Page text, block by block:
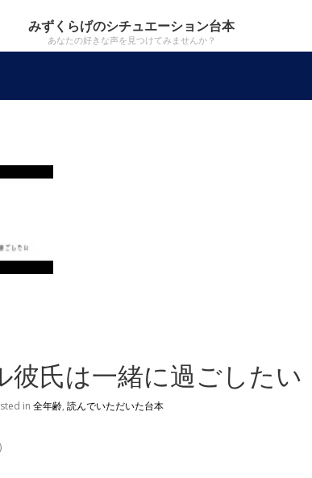
みずくらげのシチュエーション台本
あなたの好きな声を見つけてみませんか？
彼氏は一緒に過ごしたい
in 全年齢, 読んでいただいた台本